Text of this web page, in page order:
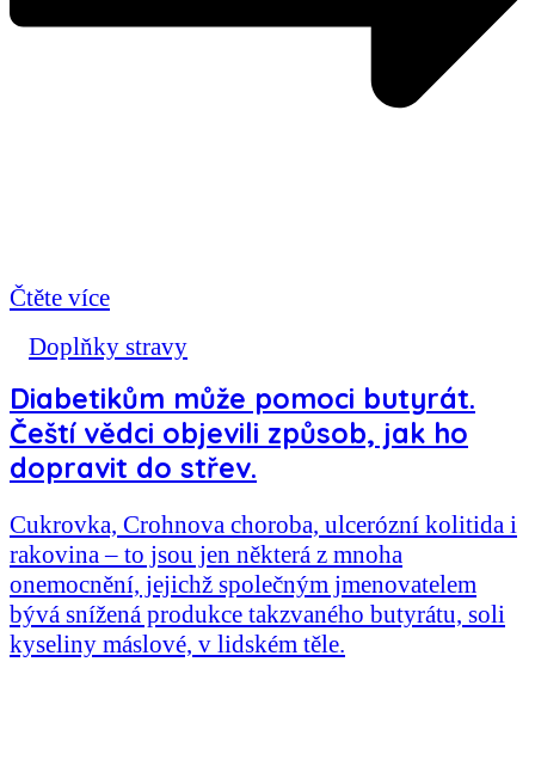
Čtěte více
Doplňky stravy
Diabetikům může pomoci butyrát.
Čeští vědci objevili způsob, jak ho
dopravit do střev.
Cukrovka, Crohnova choroba, ulcerózní kolitida i
rakovina – to jsou jen některá z mnoha
onemocnění, jejichž společným jmenovatelem
bývá snížená produkce takzvaného butyrátu, soli
kyseliny máslové, v lidském těle.